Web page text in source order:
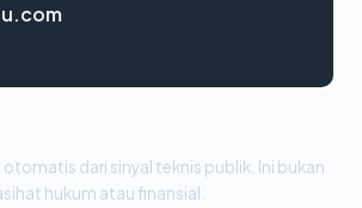
dari sinyal teknis publik. Ini bukan
hukum atau finansial.